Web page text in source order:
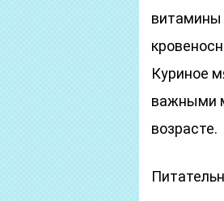
витамины
Куриное
важными
возрасте.